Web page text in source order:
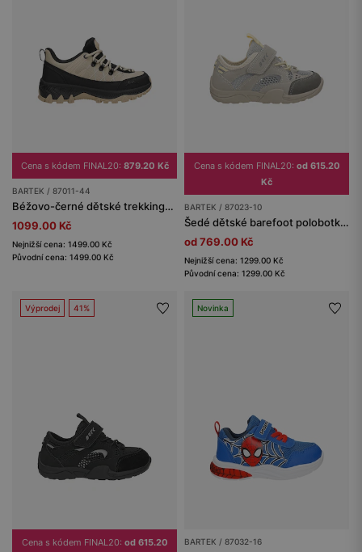
Cena s kódem FINAL20: 879.20 Kč
BARTEK / 87011-44
Béžovo-černé dětské trekkingové boty s membránou Nano-Tex™ BARTEK 87011-44
1099.00 Kč
Nejnižší cena: 1499.00 Kč
Původní cena: 1499.00 Kč
Cena s kódem FINAL20: od 615.20
Kč
BARTEK / 87023-10
Šedé dětské barefoot polobotky se širokými špičkami BARTEK 87023-10
od 769.00 Kč
Nejnižší cena: 1299.00 Kč
Původní cena: 1299.00 Kč
Výprodej 41%
Cena s kódem FINAL20: od 615.20
Novinka
BARTEK / 87032-16